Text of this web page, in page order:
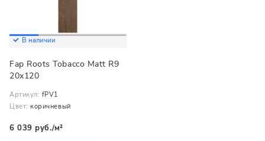
В наличии
Fap Roots Tobacco Matt R9
20x120
Артикул: fPV1
Цвет: коричневый
6 039 руб./м²